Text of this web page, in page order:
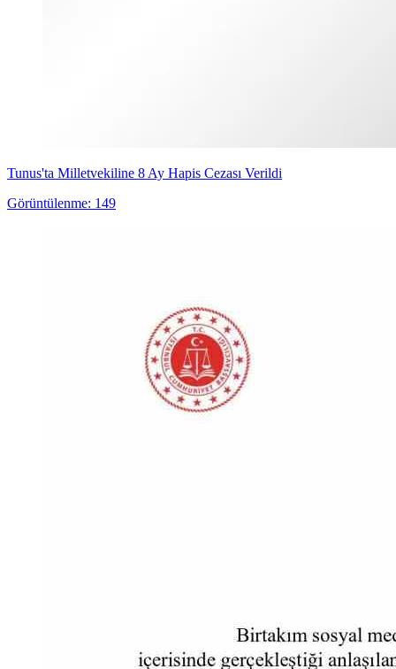
Tunus'ta Milletvekiline 8 Ay Hapis Cezası Verildi
Görüntülenme: 149